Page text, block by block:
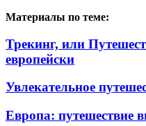
Материалы по теме:
Трекинг, или
европейски
Увлекательное
Европа: путешествие